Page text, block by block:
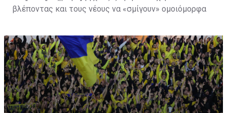
βλέποντας και τους νέους να «σμίγουν» ομοιόμορφα